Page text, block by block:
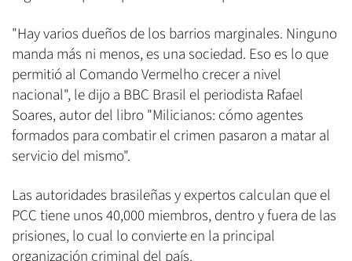
"Hay varios dueños de los barrios marginales. Ninguno
manda más ni menos, es una sociedad. Eso es lo que
permitió al Comando Vermelho crecer a nivel
nacional", le dijo a BBC Brasil el periodista Rafael
Soares, autor del libro "Milicianos: cómo agentes
formados para combatir el crimen pasaron a matar al
servicio del mismo".
Las autoridades brasileñas y expertos calculan que el
PCC tiene unos 40,000 miembros, dentro y fuera de las
prisiones, lo cual lo convierte en la principal
organización criminal del país.